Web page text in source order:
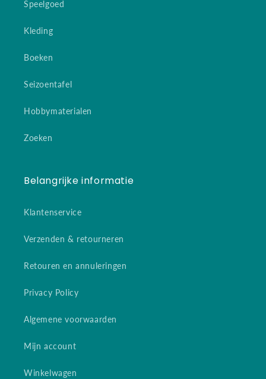
Speelgoed
Kleding
Boeken
Seizoentafel
Hobbymaterialen
Zoeken
Belangrijke informatie
Klantenservice
Verzenden & retourneren
Retouren en annuleringen
Privacy Policy
Algemene voorwaarden
Mijn account
Winkelwagen